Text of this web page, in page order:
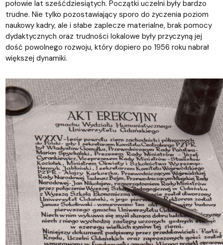
połowie lat sześćdziesiątych. Początki uczelni były bardzo
trudne. Nie tylko pozostawiający sporo do życzenia poziom
naukowy kadry, ale i słabe zaplecze materialne, brak pomocy
dydaktycznych oraz trudności lokalowe były przyczyną jej
dość powolnego rozwoju, który dopiero po 1956 roku nabrał
większej dynamiki.